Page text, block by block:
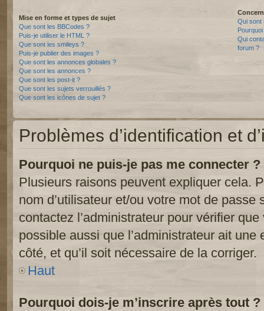
Mise en forme et types de sujet
Que sont les BBCodes ?
Puis-je utiliser le HTML ?
Que sont les smileys ?
Puis-je publier des images ?
Que sont les annonces globales ?
Que sont les annonces ?
Que sont les post-it ?
Que sont les sujets verrouillés ?
Que sont les icônes de sujet ?
Qui sont
Qui
forum ?
Problèmes d’identification et
Pourquoi ne puis-je pas me connecter ?
Plusieurs raisons peuvent expliquer cela.
nom d’utilisateur et/ou votre mot de passe
contactez l’administrateur pour vérifier
possible aussi que l’administrateur ait
côté, et qu’il soit nécessaire de la corriger.
Haut
Pourquoi dois-je m’inscrire après tout ?